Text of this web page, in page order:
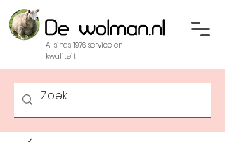
Al sinds 1976 service en
kwaliteit